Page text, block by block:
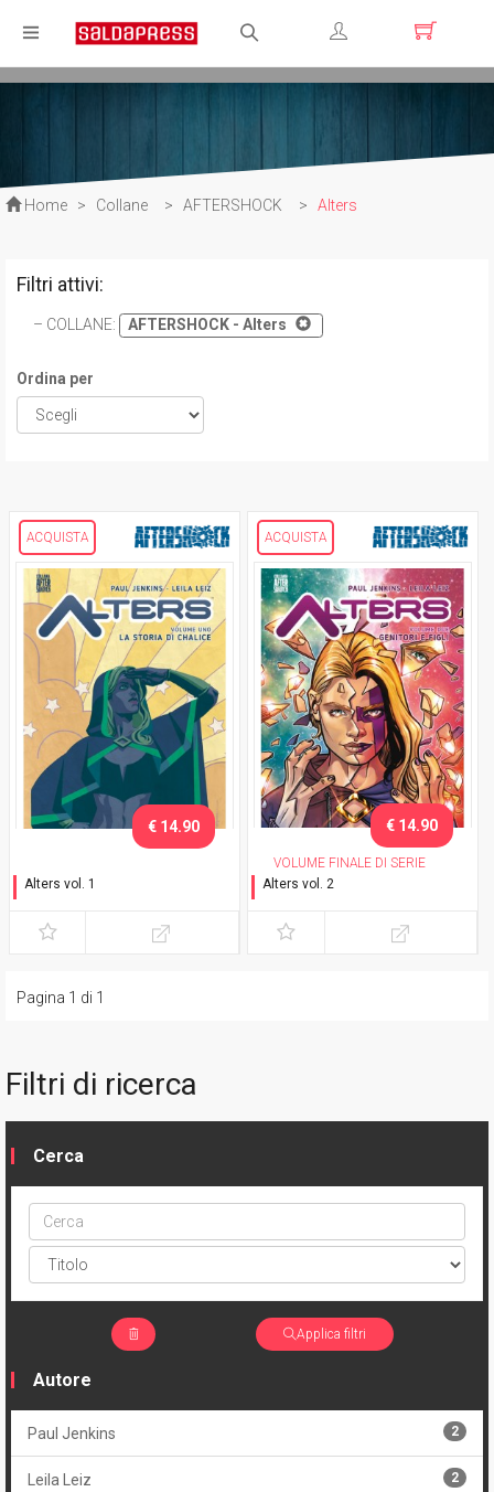
Registrati
Home > Collane > AFTERSHOCK > Alters
Filtri attivi:
COLLANE: AFTERSHOCK - Alters
Ordina per
ACQUISTA
Alters vol. 1
€ 14.90
ACQUISTA
VOLUME FINALE DI SERIE
Alters vol. 2
€ 14.90
Pagina 1 di 1
Filtri di ricerca
Cerca
Cerca
ptype
Applica filtri
Autore
Paul Jenkins 2
Leila Leiz 2